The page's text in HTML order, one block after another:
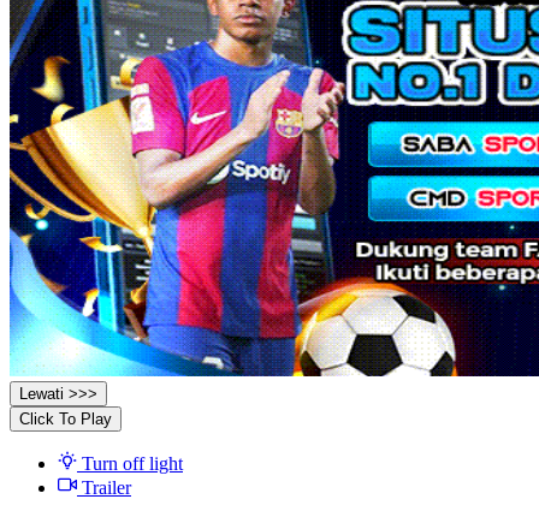
Lewati >>>
Click To Play
Turn off light
Trailer